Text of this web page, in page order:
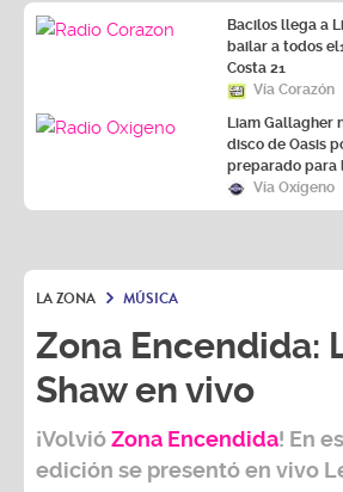
Bacilos llega a
bailar a todos
Costa 21
Vía Corazón
Liam Gallagher
disco de Oasis
preparado para
Vía Oxígeno
LA ZONA MÚSICA
Zona Encendida:
Shaw en vivo
¡VolvióZona Encendida! En
edición se presentó en vivo